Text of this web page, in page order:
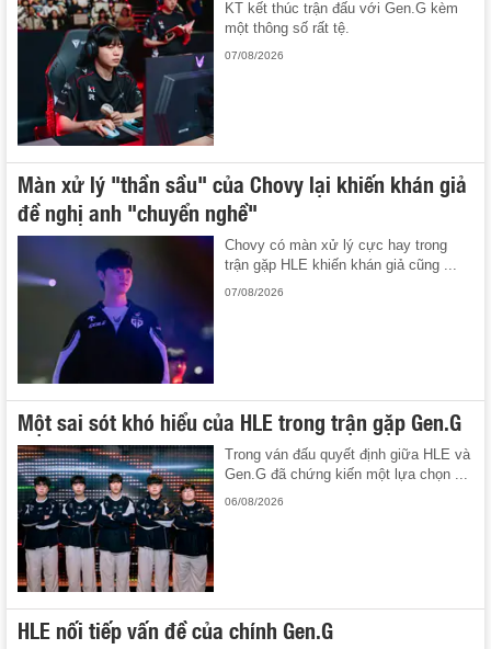
KT kết thúc trận đấu với Gen.G kèm
một thông số rất tệ.
07/08/2026
Màn xử lý "thần sầu" của Chovy lại khiến khán giả
đề nghị anh "chuyển nghề"
Chovy có màn xử lý cực hay trong
trận gặp HLE khiến khán giả cũng ...
07/08/2026
Một sai sót khó hiểu của HLE trong trận gặp Gen.G
Trong ván đấu quyết định giữa HLE và
Gen.G đã chứng kiến một lựa chọn ...
06/08/2026
HLE nối tiếp vấn đề của chính Gen.G